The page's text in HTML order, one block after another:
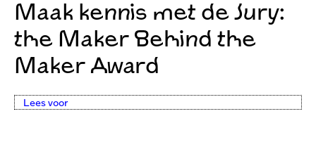
Maak kennis met de Jury:
the Maker Behind the
Maker Award
Lees voor